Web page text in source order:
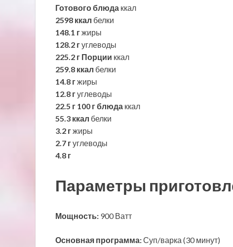
Готового блюда ккал
2598 ккал белки
148.1 гжиры
128.2 гуглеводы
225.2 г Порции ккал
259.8 ккал белки
14.8 гжиры
12.8 гуглеводы
22.5 г 100 г блюда ккал
55.3 ккал белки
3.2 гжиры
2.7 гуглеводы
4.8 г
Параметры
Мощность: 900 Ватт
Основная программа:Суп/варка (30 минут)